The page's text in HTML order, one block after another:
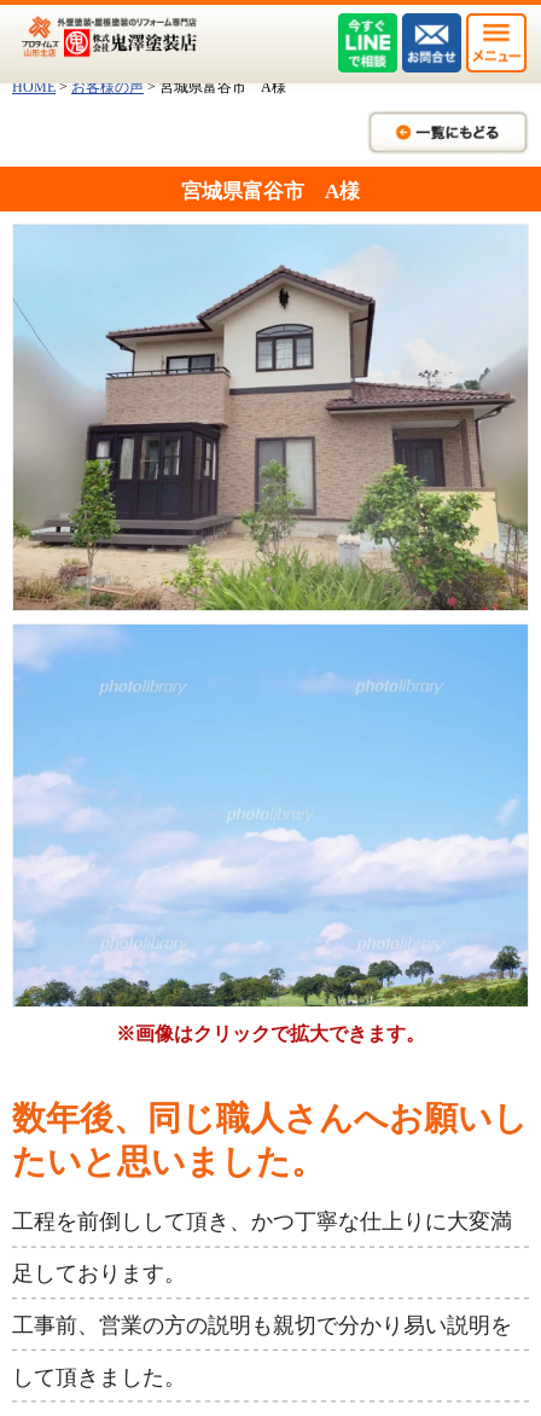
HOME > お客様の声 > 宮城県富谷市 A様
宮城県富谷市 A様
※画像はクリックで拡大できます。
数年後、同じ職人さんへお願いし
たいと思いました。
工程を前倒しして頂き、かつ丁寧な仕上りに大変満
足しております。
工事前、営業の方の説明も親切で分かり易い説明を
して頂きました。